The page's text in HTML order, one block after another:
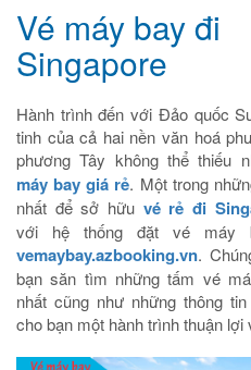
Vé máy bay đi
Singapore
Hành trình đến với Đảo quốc
tinh của cả hai nền văn hoá
phương Tây không thể thiếu
máy bay giá rẻ. Một trong
nhất để sở hữu vé rẻ đi
với hệ thống đặt vé máy
vemaybay.azbooking.vn.
bạn săn tìm những tấm vé
nhất cũng như những thông
cho bạn một hành trình thuận lợi